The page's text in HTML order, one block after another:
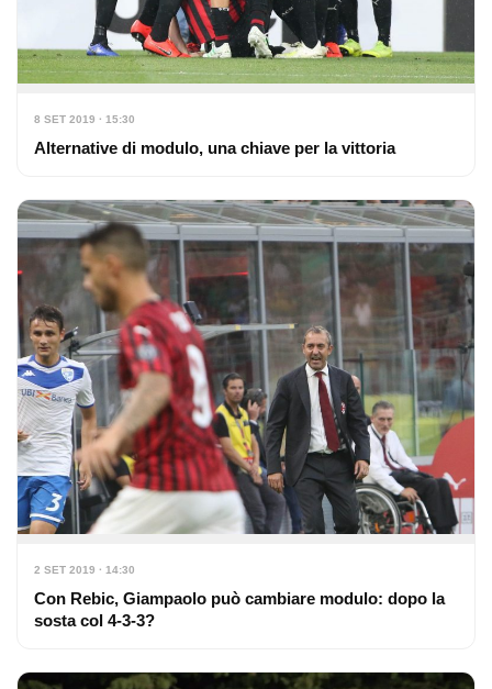
8 SET 2019 · 15:30
Alternative di modulo, una chiave per la vittoria
2 SET 2019 · 14:30
Con Rebic, Giampaolo può cambiare modulo: dopo la
sosta col 4-3-3?